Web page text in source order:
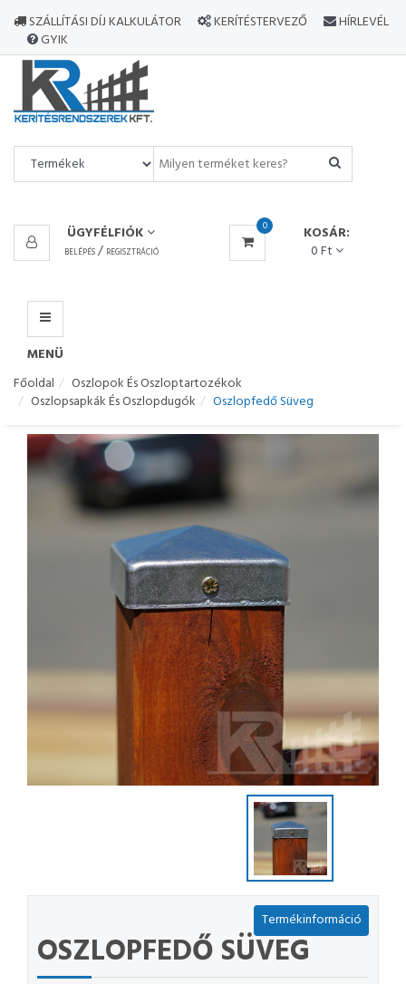
SZÁLLÍTÁSI DÍJ KALKULÁTOR KERÍTÉSTERVEZŐ
HÍRLEVÉL
GYIK
ÜGYFÉLFIÓK
BELÉPÉS/ REGISZTRÁCIÓ
0
KOSÁR:
0 Ft
MENÜ
MINDEN
TERMÉK
MENÜ
Főoldal
Oszlopok És Oszloptartozékok
Oszlopsapkák És Oszlopdugók
Oszlopfedő Süveg
Termékinformáció
OSZLOPFEDŐ SÜVEG